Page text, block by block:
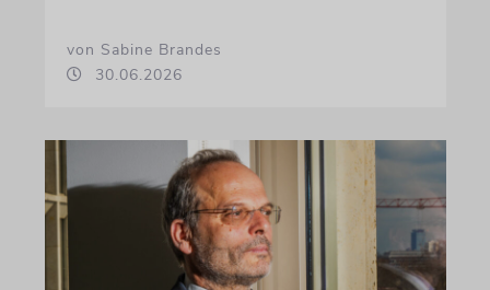
von Sabine Brandes
30.06.2026